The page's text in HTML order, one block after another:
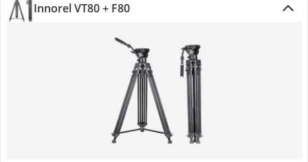
Innorel VT80 + F80